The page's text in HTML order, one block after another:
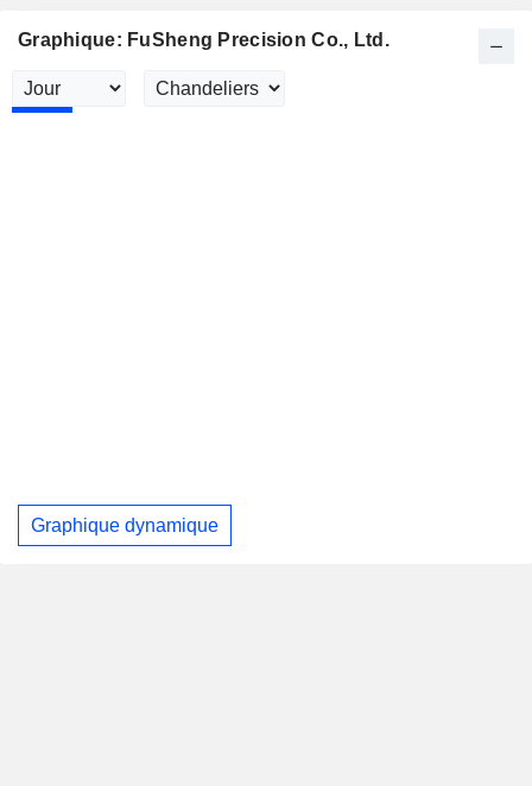
Graphique: FuSheng Precision Co., Ltd.
Graphique dynamique